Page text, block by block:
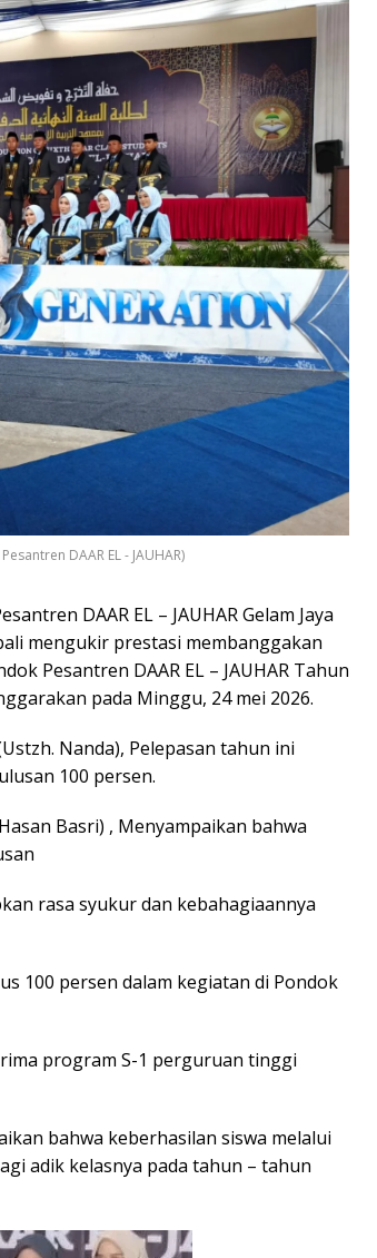
DAAR EL - JAUHAR)
DAAR EL – JAUHAR Gelam Jaya
mengukir prestasi membanggakan
Pesantren DAAR EL – JAUHAR Tahun
pada Minggu, 24 mei 2026.
Nanda), Pelepasan tahun ini
100 persen.
Basri) , Menyampaikan bahwa
rasa syukur dan kebahagiaannya
100 persen dalam kegiatan di Pondok
program S-1 perguruan tinggi
bahwa keberhasilan siswa melalui
adik kelasnya pada tahun – tahun